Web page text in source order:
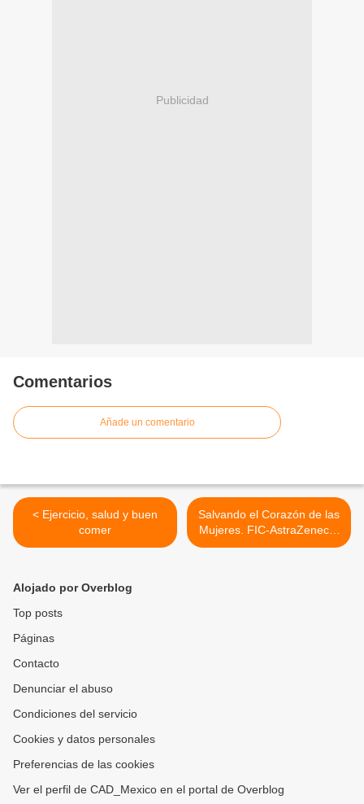
Publicidad
Comentarios
Añade un comentario
< Ejercicio, salud y buen
comer
Salvando el Corazón de las
Mujeres. FIC-AstraZeneca-
AMPAC >
Alojado por Overblog
Top posts
Páginas
Contacto
Denunciar el abuso
Condiciones del servicio
Cookies y datos personales
Preferencias de las cookies
Ver el perfil de CAD_Mexico en el portal de Overblog